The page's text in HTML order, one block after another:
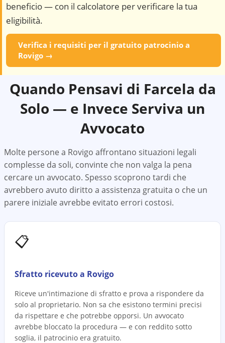
beneficio — con il calcolatore per verificare la tua
eligibilità.
Verifica i requisiti per il gratuito patrocinio a
Rovigo →
Quando Pensavi di Farcela da
Solo — e Invece Serviva un
Avvocato
Molte persone a Rovigo affrontano situazioni legali
complesse da soli, convinte che non valga la pena
cercare un avvocato. Spesso scoprono tardi che
avrebbero avuto diritto a assistenza gratuita o che un
parere iniziale avrebbe evitato errori costosi.
📋
Sfratto ricevuto a Rovigo
Riceve un'intimazione di sfratto e prova a rispondere da
solo al proprietario. Non sa che esistono termini precisi
da rispettare e che potrebbe opporsi. Un avvocato
avrebbe bloccato la procedura — e con reddito sotto
soglia, il patrocinio era gratuito.